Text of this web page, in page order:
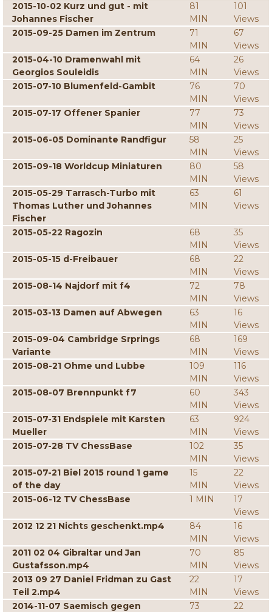
2015-10-02 Kurz und gut - mit
Johannes Fischer
81
MIN
101
Views
2015-09-25 Damen im Zentrum
71
MIN
67
Views
2015-04-10 Dramenwahl mit
Georgios Souleidis
64
MIN
26
Views
2015-07-10 Blumenfeld-Gambit
76
MIN
70
Views
2015-07-17 Offener Spanier
77
MIN
73
Views
2015-06-05 Dominante Randfigur
58
MIN
25
Views
2015-09-18 Worldcup Miniaturen
80
MIN
58
Views
2015-05-29 Tarrasch-Turbo mit
Thomas Luther und Johannes
Fischer
63
MIN
61
Views
2015-05-22 Ragozin
68
MIN
35
Views
2015-05-15 d-Freibauer
68
MIN
22
Views
2015-08-14 Najdorf mit f4
72
MIN
78
Views
2015-03-13 Damen auf Abwegen
63
MIN
16
Views
2015-09-04 Cambridge Srprings
Variante
68
MIN
169
Views
2015-08-21 Ohme und Lubbe
109
MIN
116
Views
2015-08-07 Brennpunkt f7
60
MIN
343
Views
2015-07-31 Endspiele mit Karsten
Mueller
63
MIN
924
Views
2015-07-28 TV ChessBase
102
MIN
35
Views
2015-07-21 Biel 2015 round 1 game
of the day
15
MIN
22
Views
2015-06-12 TV ChessBase
1 MIN
17
Views
2012 12 21 Nichts geschenkt.mp4
84
MIN
16
Views
2011 02 04 Gibraltar und Jan
Gustafsson.mp4
70
MIN
85
Views
2013 09 27 Daniel Fridman zu Gast
Teil 2.mp4
22
MIN
17
Views
2014-11-07 Saemisch gegen
73
22